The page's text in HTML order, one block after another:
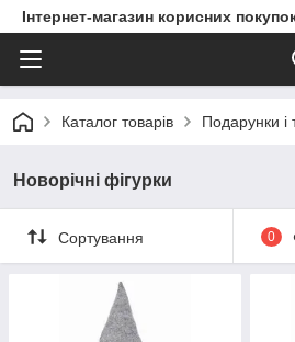
Інтернет-магазин корисних
Каталог товарів Подарунки і
Новорічні фігурки
Сортування 0